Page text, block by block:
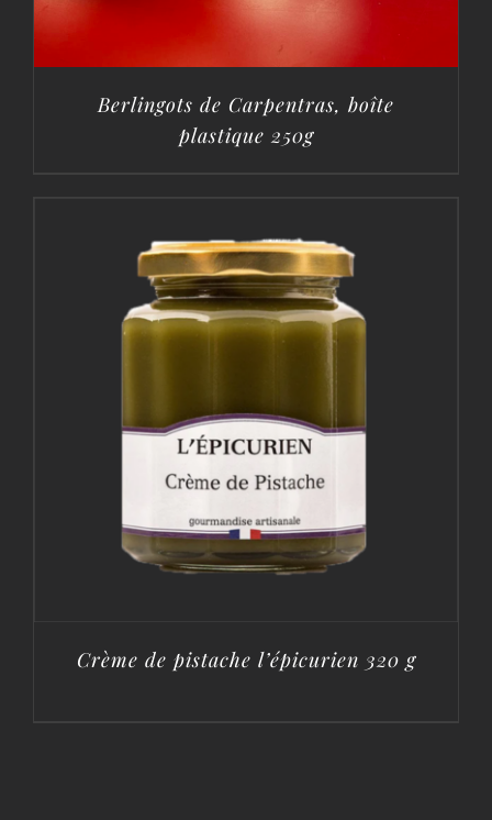
Berlingots de Carpentras, boîte
plastique 250g
Crème de pistache l’épicurien 320 g